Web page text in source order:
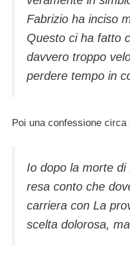
Fabrizio ha inciso
Questo ci ha fatto
davvero troppo
perdere tempo in
Poi una confessione
Io dopo la morte di
resa conto che
carriera con La
scelta dolorosa,